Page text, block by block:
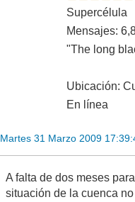
Supercélula
Mensajes:
"The long
Ubicación:
En línea
Martes 31 Marzo 2009
A falta de dos meses
situación de la cuenca